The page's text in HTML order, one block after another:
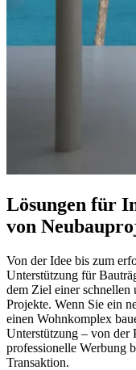
Lösungen für
von
Von der Idee bis zum
Unterstützung für
dem Ziel einer
Projekte. Wenn Sie ein
einen Wohnkomplex
Unterstützung – von der
professionelle Werbung
Transaktion.